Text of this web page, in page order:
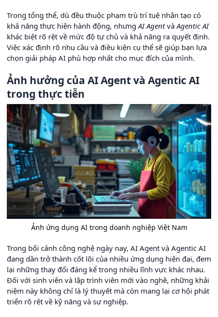
Trong tổng thể, dù đều thuộc phạm trù trí tuệ nhân tạo có
khả năng thực hiện hành động, nhưngAI AgentvàAgentic AI
khác biệt rõ rệt về mức độ tự chủ và khả năng ra quyết định.
Việc xác định rõ nhu cầu và điều kiện cụ thể sẽ giúp bạn lựa
chọn giải pháp AI phù hợp nhất cho mục đích của mình.
Ảnh hưởng của AI Agent và Agentic AI
trong thực tiễn
Ảnh ứng dụng AI trong doanh nghiệp Việt Nam
Trong bối cảnh công nghệ ngày nay, AI Agent và Agentic AI
đang dần trở thành cốt lõi của nhiều ứng dụng hiện đại, đem
lại những thay đổi đáng kể trong nhiều lĩnh vực khác nhau.
Đối với sinh viên và lập trình viên mới vào nghề, những khải
niệm này không chỉ là lý thuyết mà còn mang lại cơ hội phát
triển rõ rệt về kỹ năng và sự nghiệp.